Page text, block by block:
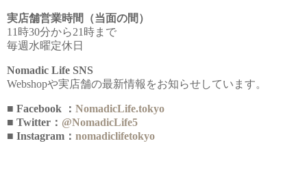
実店舗営業時間（当面の間）
11時30分から21時まで
毎週水曜定休日
Nomadic Life SNS
Webshopや実店舗の最新情報をお知らせしています。
■ Facebook ： NomadicLife.tokyo
■ Twitter： @NomadicLife5
■ Instagram： nomadiclifetokyo